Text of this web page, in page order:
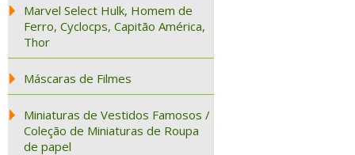
Marvel Select Hulk, Homem de
Ferro, Cyclocps, Capitão América,
Thor
Máscaras de Filmes
Miniaturas de Vestidos Famosos /
Coleção de Miniaturas de Roupa
de papel